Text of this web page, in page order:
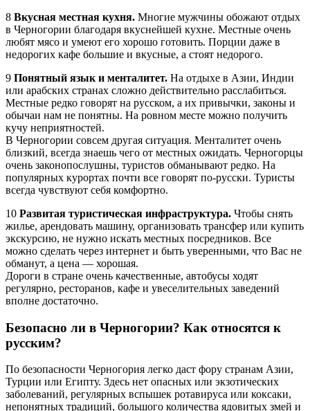
8 Вкусная местная кухня. Многие мужчины обожают отдых
в Черногории благодаря вкуснейшей кухне. Местные очень
любят мясо и умеют его хорошо готовить. Порции даже в
недорогих кафе большие и вкусные, а стоят недорого.
9 Понятный язык и менталитет. На отдыхе в Азии, Индии
или арабских странах сложно действительно расслабиться.
Местные редко говорят на русском, а их привычки, законы и
обычаи нам не понятны. На ровном месте можно получить
кучу неприятностей.
В Черногории совсем другая ситуация. Менталитет очень
близкий, всегда знаешь чего от местных ожидать. Черногорцы
очень законопослушны, туристов обманывают редко. На
популярных курортах почти все говорят по-русски. Туристы
всегда чувствуют себя комфортно.
10 Развитая туристическая инфраструктура. Чтобы снять
жилье, арендовать машину, организовать трансфер или купить
экскурсию, не нужно искать местных посредников. Все
можно сделать через интернет и быть уверенными, что Вас не
обманут, а цена — хорошая.
Дороги в стране очень качественные, автобусы ходят
регулярно, ресторанов, кафе и увеселительных заведений
вполне достаточно.
Безопасно ли в Черногории? Как относятся к
русским?
По безопасности Черногория легко даст фору странам Азии,
Турции или Египту. Здесь нет опасных или экзотических
заболеваний, регулярных вспышек ротавируса или коксаки,
непонятных традиций, большого количества ядовитых змей и